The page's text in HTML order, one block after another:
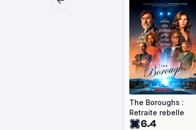
The Boroughs :
Retraite rebelle
6.4